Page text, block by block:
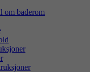
om baderom